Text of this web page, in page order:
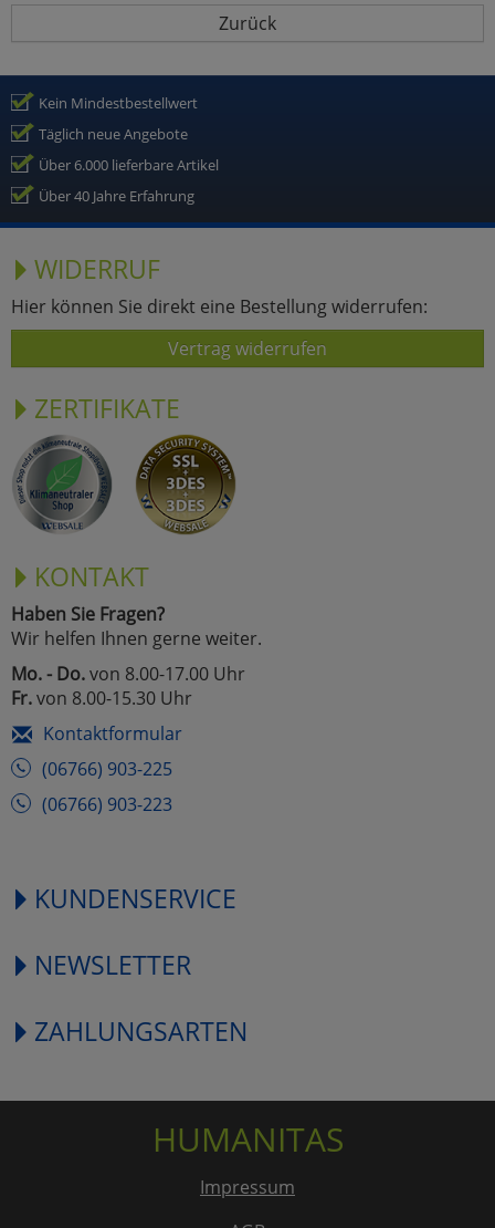
Zurück
Kein Mindestbestellwert
Täglich neue Angebote
Über 6.000 lieferbare Artikel
Über 40 Jahre Erfahrung
WIDERRUF
Hier können Sie direkt eine Bestellung widerrufen:
Vertrag widerrufen
ZERTIFIKATE
KONTAKT
Haben Sie Fragen?
Wir helfen Ihnen gerne weiter.
Mo. - Do.von 8.00-17.00 Uhr
Fr.von 8.00-15.30 Uhr
Kontaktformular
(06766) 903-225
(06766) 903-223
KUNDENSERVICE
NEWSLETTER
ZAHLUNGSARTEN
HUMANITAS
Impressum